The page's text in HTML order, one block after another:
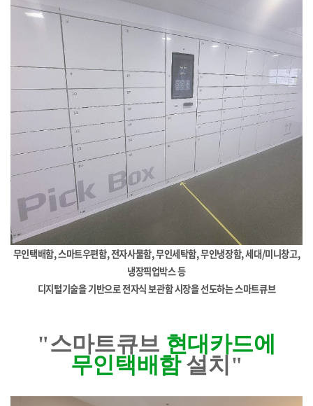
무인택배함, 스마트우편함, 전자사물함, 무인세탁함, 무인냉장함, 세대/미니창고,
냉장픽업박스 등
디지털기술을 기반으로 전자식 보관함 시장을 선도하는 스마트큐브
"스마트큐브 현대카드에
무인택배함 설치"